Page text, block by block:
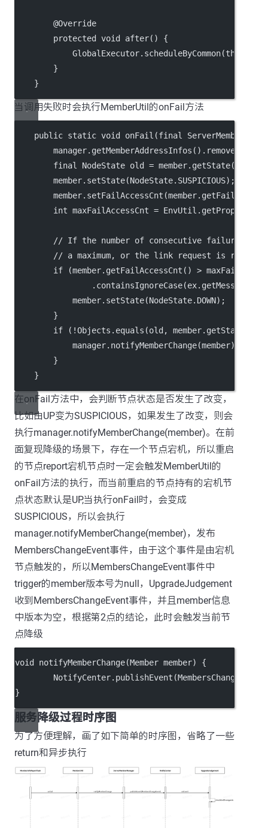
        @Override
        protected void after() {
GlobalExecutor.scheduleByCommon(this,
        }
    }
当调用失败时会执行MemberUtil的onFail方法
public static void onFail(final
        final NodeState old = member.getState();
        member.setState(NodeState.SUSPICIOUS);
int maxFailAccessCnt =
// If the number of consecutive failures to
// a maximum, or the link request is
if (member.getFailAccessCnt() >
            member.setState(NodeState.DOWN);
        }
if (!Objects.equals(old, member.getState()))
            manager.notifyMemberChange(member);
        }
    }
在onFail方法中，会判断节点状态是否发生了改变，
比如由UP变为SUSPICIOUS，如果发生了改变，则会
执行manager.notifyMemberChange(member)。在前
面复现降级的场景下，存在一个节点宕机，所以重启
的节点report宕机节点时一定会触发MemberUtil的
onFail方法的执行，而当前重启的节点持有的宕机节
点状态默认是UP,当执行onFail时，会变成
SUSPICIOUS，所以会执行
manager.notifyMemberChange(member)，发布
MembersChangeEvent事件，由于这个事件是由宕机
节点触发的，所以MembersChangeEvent事件中
trigger的member版本号为null，UpgradeJudgement
收到MembersChangeEvent事件，并且member信息
中版本为空，根据第2点的结论，此时会触发当前节
点降级
void notifyMemberChange(Member member) {
}
服务降级过程时序图
为了方便理解，画了如下简单的时序图，省略了一些
return和异步执行